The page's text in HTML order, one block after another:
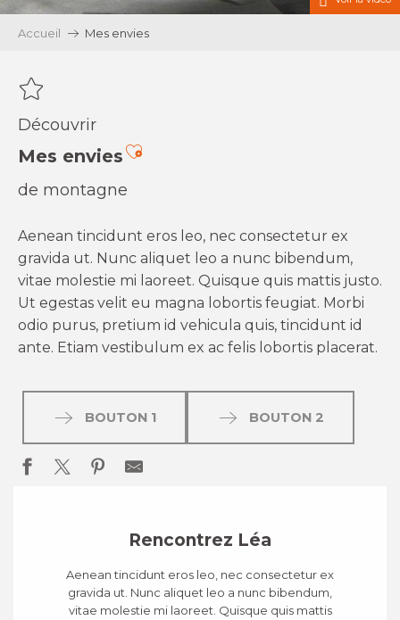
Accueil Mes envies
Découvrir
Mes enviesAjouter aux favoris
de montagne
Aenean tincidunt eros leo, nec consectetur ex
gravida ut. Nunc aliquet leo a nunc bibendum,
vitae molestie mi laoreet. Quisque quis mattis justo.
Ut egestas velit eu magna lobortis feugiat. Morbi
odio purus, pretium id vehicula quis, tincidunt id
ante. Etiam vestibulum ex ac felis lobortis placerat.
BOUTON 1 BOUTON 2
Rencontrez Léa
Aenean tincidunt eros leo, nec consectetur ex
gravida ut. Nunc aliquet leo a nunc bibendum,
vitae molestie mi laoreet. Quisque quis mattis